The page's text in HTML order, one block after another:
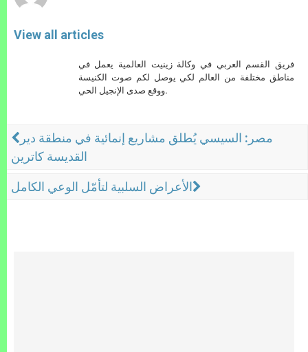
View all articles
فريق القسم العربي في وكالة زينيت العالمية يعمل في
مناطق مختلفة من العالم لكي يوصل لكم صوت الكنيسة
ووقع صدى الإنجيل الحي.
مصر: السيسي يُطلق مشاريع إنمائية في منطقة دير
القديسة كاترين
الأعراض السلبية لتأمّل الوعي الكامل